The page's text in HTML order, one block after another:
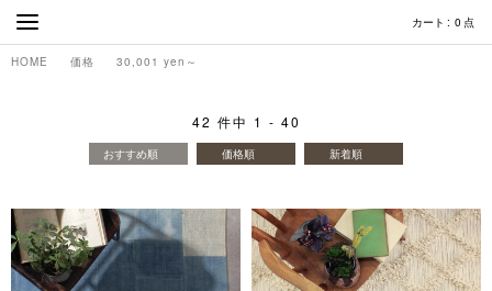
カート 0 点
HOME 価格 30,001 yen～
42 件中 1 - 40
おすすめ順 価格順 新着順